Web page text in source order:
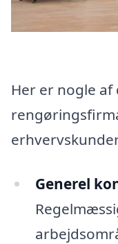
Her er nogle
Generel